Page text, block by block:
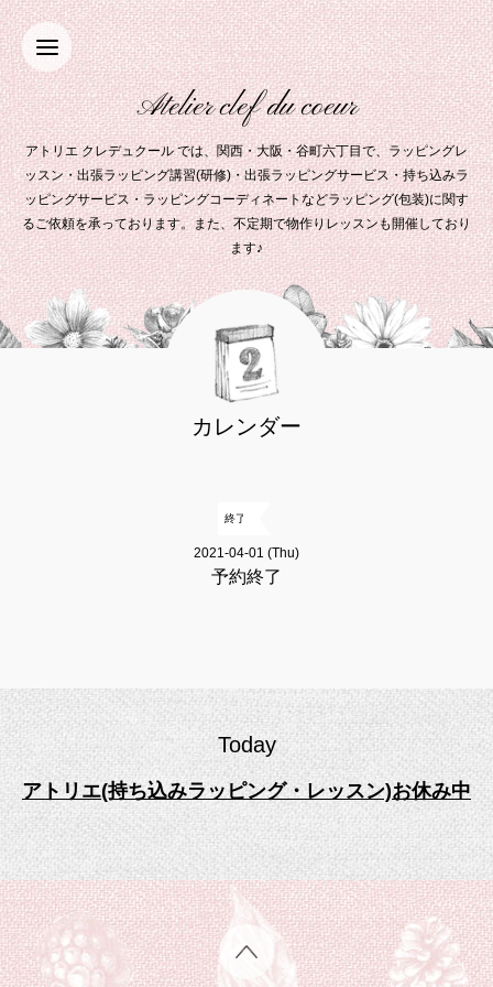
Atelier clef du coeur
アトリエ クレデュクール では、関西・大阪・谷町六丁目で、ラッピングレ
ッスン・出張ラッピング講習(研修)・出張ラッピングサービス・持ち込みラ
ッピングサービス・ラッピングコーディネートなどラッピング(包装)に関す
るご依頼を承っております。また、不定期で物作りレッスンも開催しており
ます♪
カレンダー
終了
2021-04-01 (Thu)
予約終了
Today
アトリエ(持ち込みラッピング・レッスン)お休み中